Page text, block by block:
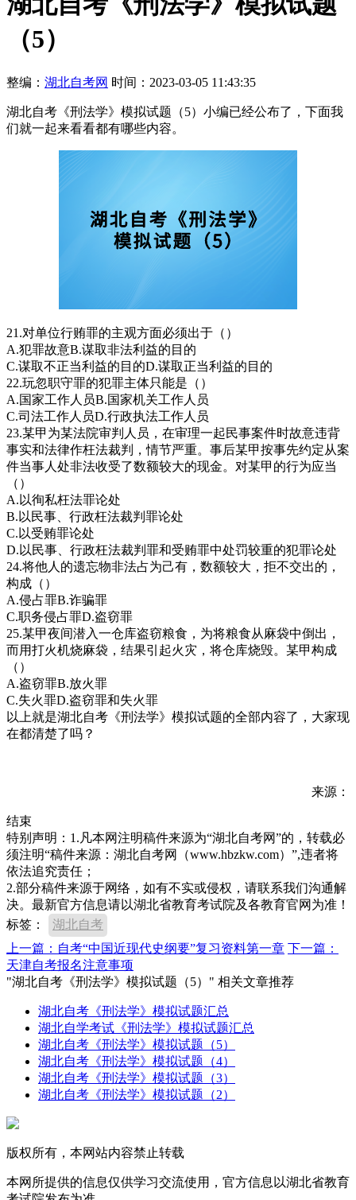
（5）
整编： 湖北自考网 时间：2023-03-05 11:43:35
湖北自考《刑法学》模拟试题（5）小编已经公布了，下面我
们就一起来看看都有哪些内容。
21.对单位行贿罪的主观方面必须出于（）
A.犯罪故意B.谋取非法利益的目的
C.谋取不正当利益的目的D.谋取正当利益的目的
22.玩忽职守罪的犯罪主体只能是（）
A.国家工作人员B.国家机关工作人员
C.司法工作人员D.行政执法工作人员
23.某甲为某法院审判人员，在审理一起民事案件时故意违背
事实和法律作枉法裁判，情节严重。事后某甲按事先约定从案
件当事人处非法收受了数额较大的现金。对某甲的行为应当
（）
A.以徇私枉法罪论处
B.以民事、行政枉法裁判罪论处
C.以受贿罪论处
D.以民事、行政枉法裁判罪和受贿罪中处罚较重的犯罪论处
24.将他人的遗忘物非法占为己有，数额较大，拒不交出的，
构成（）
A.侵占罪B.诈骗罪
C.职务侵占罪D.盗窃罪
25.某甲夜间潜入一仓库盗窃粮食，为将粮食从麻袋中倒出，
而用打火机烧麻袋，结果引起火灾，将仓库烧毁。某甲构成
（）
A.盗窃罪B.放火罪
C.失火罪D.盗窃罪和失火罪
以上就是湖北自考《刑法学》模拟试题的全部内容了，大家现
在都清楚了吗？
来源：
结束
特别声明：1.凡本网注明稿件来源为“湖北自考网”的，转载必
须注明“稿件来源：湖北自考网（www.hbzkw.com）”,违者将
依法追究责任；
2.部分稿件来源于网络，如有不实或侵权，请联系我们沟通解
决。最新官方信息请以湖北省教育考试院及各教育官网为准！
标签：
湖北自考
上一篇：自考“中国近现代史纲要”复习资料第一章 下一篇：
天津自考报名注意事项
"湖北自考《刑法学》模拟试题（5）" 相关文章推荐
湖北自考《刑法学》模拟试题汇总
湖北自学考试《刑法学》模拟试题汇总
湖北自考《刑法学》模拟试题（5）
湖北自考《刑法学》模拟试题（4）
湖北自考《刑法学》模拟试题（3）
湖北自考《刑法学》模拟试题（2）
版权所有，本网站内容禁止转载
本网所提供的信息仅供学习交流使用，官方信息以湖北省教育